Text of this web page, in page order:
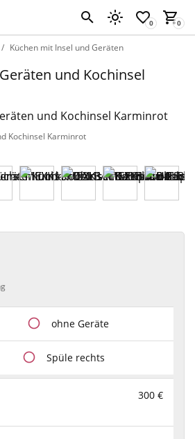
Küchen mit Insel und Geräten
und Kochinsel
Kochinsel Karminrot
ohne Geräte
Spüle rechts
300 €